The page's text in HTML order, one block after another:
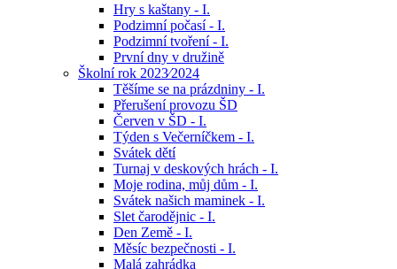
Hry s kaštany - I.
Podzimní počasí - I.
Podzimní tvoření - I.
První dny v družině
Školní rok 2023⁄2024
Těšíme se na prázdniny - I.
Přerušení provozu ŠD
Červen v ŠD - I.
Týden s Večerníčkem - I.
Svátek dětí
Turnaj v deskových hrách - I.
Moje rodina, můj dům - I.
Svátek našich maminek - I.
Slet čarodějnic - I.
Den Země - I.
Měsíc bezpečnosti - I.
Malá zahrádka